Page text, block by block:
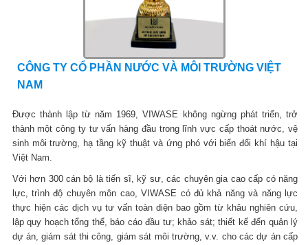
CÔNG TY CỔ PHẦN NƯỚC VÀ MÔI TRƯỜNG VIỆT
NAM
Được thành lập từ năm 1969, VIWASE không ngừng phát triển, trở
thành một công ty tư vấn hàng đầu trong lĩnh vực cấp thoát nước, vệ
sinh môi trường, hạ tầng kỹ thuật và ứng phó với biến đổi khí hậu tại
Việt Nam.
Với hơn 300 cán bộ là tiến sĩ, kỹ sư, các chuyên gia cao cấp có năng
lực, trình độ chuyên môn cao, VIWASE có đủ khả năng và năng lực
thực hiện các dịch vụ tư vấn toàn diện bao gồm từ khâu nghiên cứu,
lập quy hoạch tổng thể, báo cáo đầu tư; khảo sát; thiết kế đến quản lý
dự án, giám sát thi công, giám sát môi trường, v.v. cho các dự án cấp